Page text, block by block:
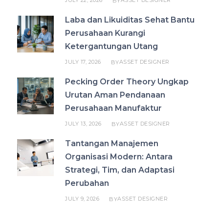
Laba dan Likuiditas Sehat Bantu
Perusahaan Kurangi
Ketergantungan Utang
JULY 17, 2026 BYASSET DESIGNER
Pecking Order Theory Ungkap
Urutan Aman Pendanaan
Perusahaan Manufaktur
JULY 13, 2026 BYASSET DESIGNER
Tantangan Manajemen
Organisasi Modern: Antara
Strategi, Tim, dan Adaptasi
Perubahan
JULY 9, 2026 BYASSET DESIGNER